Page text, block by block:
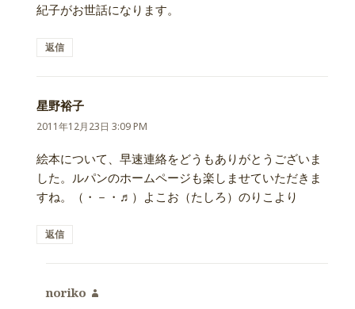
紀子がお世話になります。
返信
星野裕子
り:
2011年12月23日 3:09 PM
絵本について、早速連絡をどうもありがとうございま
した。ルパンのホームページも楽しませていただきま
すね。（・－・♬）よこお（たしろ）のりこより
返信
noriko